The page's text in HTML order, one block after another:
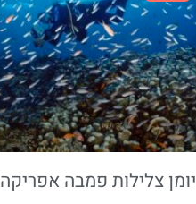
יומן צלילות פמבה אפריקה